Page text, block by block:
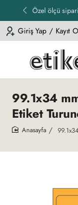
Özel ölçü
Giriş Yap / Kayıt
99.1x34
Etiket